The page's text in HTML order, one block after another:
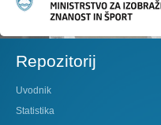
Repozitorij
Uvodnik
Statistika